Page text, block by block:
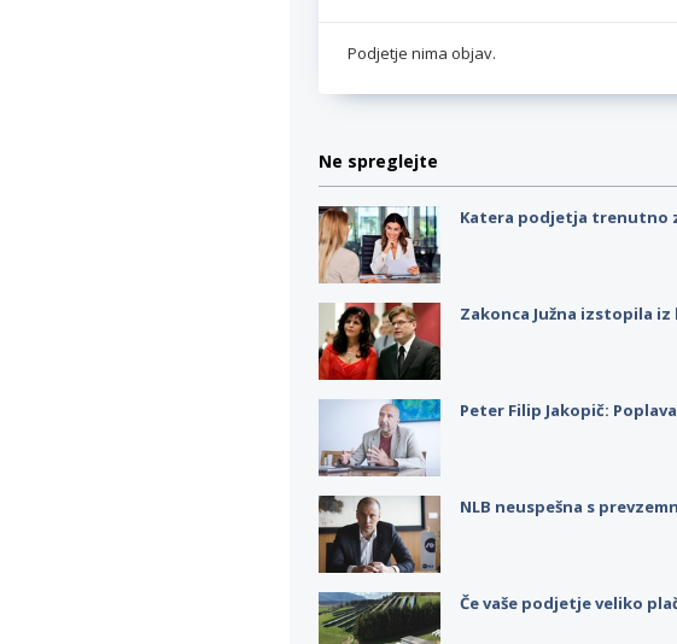
Podjetje nima objav.
Ne spreglejte
Katera podjetja trenutno
Zakonca Južna izstopila
Peter Filip Jakopič:
NLB neuspešna s
Če vaše podjetje veliko